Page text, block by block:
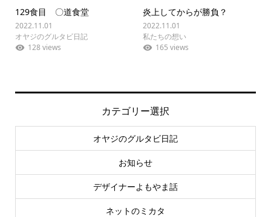
129食目 〇道食堂
2022.11.01
オヤジのグルタビ日記
128 views
炎上してからが勝負？
2022.11.01
私たちの想い
165 views
カテゴリー選択
オヤジのグルタビ日記
お知らせ
デザイナーよもやま話
ネットのミカタ